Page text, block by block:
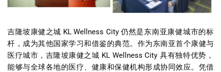
吉隆坡康健之城 KL Wellness City 仍然是东南亚康健城市的标
杆，成为其他国家学习和借鉴的典范。作为东南亚首个康健与
医疗城市，吉隆坡康健之城 KL Wellness City 具有独特优势，
能够与全球各地的医疗、健康和保健机构形成协同效应。凭借